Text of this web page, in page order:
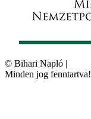
© Bihari Napló |
Minden jog fenntartva!